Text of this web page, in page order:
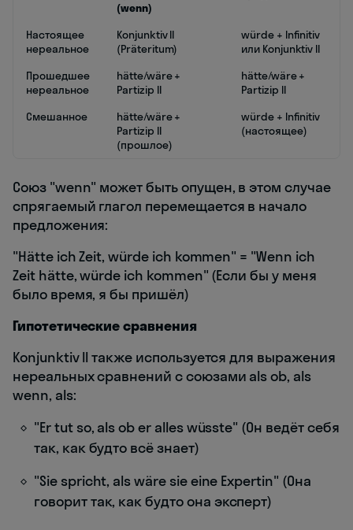
(wenn)
Настоящее
нереальное
Konjunktiv II
(Präteritum)
würde + Infinitiv
или Konjunktiv II
Прошедшее
нереальное
hätte/wäre +
Partizip II
hätte/wäre +
Partizip II
Смешанное
hätte/wäre +
Partizip II
(прошлое)
würde + Infinitiv
(настоящее)
Союз "wenn" может быть опущен, в этом случае
спрягаемый глагол перемещается в начало
предложения:
"Hätte ich Zeit, würde ich kommen" = "Wenn ich
Zeit hätte, würde ich kommen" (Если бы у меня
было время, я бы пришёл)
Гипотетические сравнения
Konjunktiv II также используется для выражения
нереальных сравнений с союзами als ob, als
wenn, als:
"Er tut so, als ob er alles wüsste" (Он ведёт себя
так, как будто всё знает)
"Sie spricht, als wäre sie eine Expertin" (Она
говорит так, как будто она эксперт)